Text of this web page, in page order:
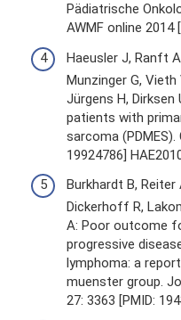
Pädiatrische
AWMF online 2014
Haeusler J, Ranft
Munzinger G, Vieth
Jürgens H,
patients with
sarcoma (PDMES).
19924786]
Burkhardt B, Reiter
Dickerhoff R,
A: Poor outcome
progressive
lymphoma: a
muenster group.
27: 3363 [PMID: